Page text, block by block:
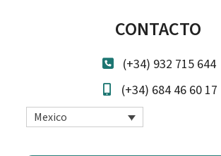
CONTACTO
(+34) 932 715 644
(+34) 684 46 60 17
Mexico